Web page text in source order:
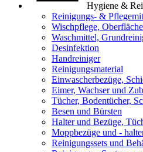
Hygiene &
Reinigungs- &
Wischpflege,
Waschmittel,
Desinfektion
Handreiniger
Reinigungsmaterial
Einwascherbezüge,
Eimer, Wachser und
Tücher, Bodentücher,
Besen und Bürsten
Halter und Bezüge,
Moppbezüge und -
Reinigungssets und